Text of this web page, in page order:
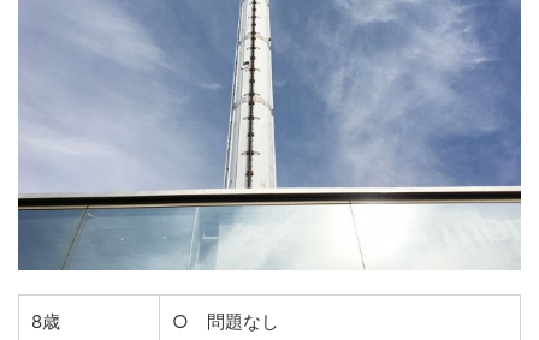
8歳 ○ 問題なし